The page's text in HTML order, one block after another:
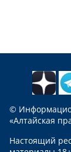
©
«Алтайская
Настоящий